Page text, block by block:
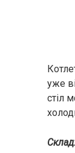
уже
стіл